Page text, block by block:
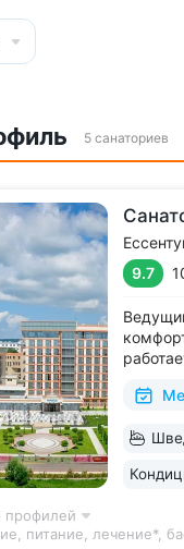
5 санаториев
9.7
с
есть
профилей
питание, лечение*,